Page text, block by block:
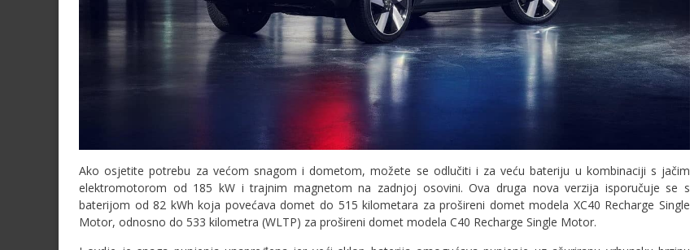
Ako osjetite potrebu za većom snagom i dometom, možete se odlučiti i za veću bateriju u kombinaciji s jačim
elektromotorom od 185 kW i trajnim magnetom na zadnjoj osovini. Ova druga nova verzija isporučuje se s
baterijom od 82 kWh koja povećava domet do 515 kilometara za prošireni domet modela XC40 Recharge Single
Motor, odnosno do 533 kilometra (WLTP) za prošireni domet modela C40 Recharge Single Motor.